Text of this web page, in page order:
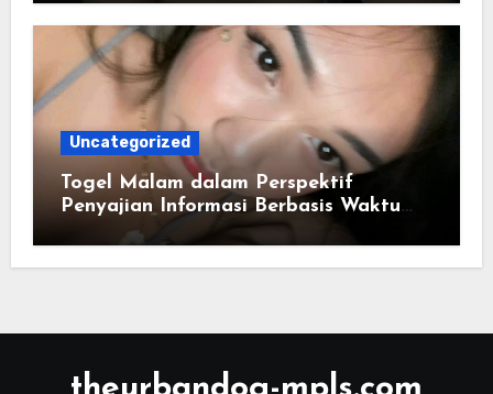
Uncategorized
Togel Malam dalam Perspektif
Penyajian Informasi Berbasis Waktu
dan Distribusi Data Numerik